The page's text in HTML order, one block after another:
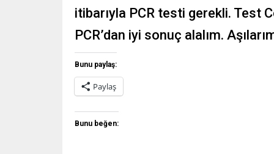
itibarıyla PCR testi gerekli. Test
PCR’dan iyi sonuç alalım.
Bunu paylaş:
Paylaş
Bunu beğen: